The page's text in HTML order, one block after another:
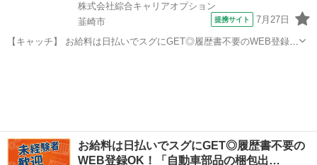
株式会社綜合キャリアオプション
韮崎市
提携サイト 7月27日
【キャッチ】 お給料は日払いでスグにGET◎履歴書不要のWEB登録
お給料は日払いでスグにGET◎履歴書不要の
WEB登録OK！「自動車部品の梱包出…